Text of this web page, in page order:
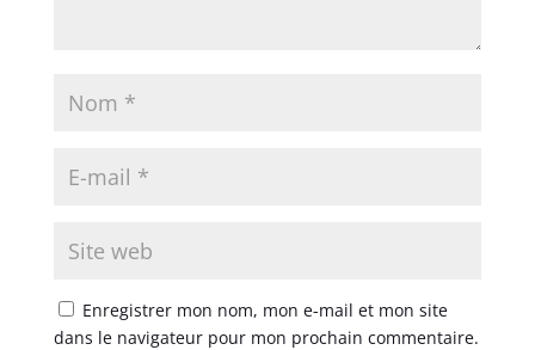
Enregistrer mon nom, mon e-mail et mon site
dans le navigateur pour mon prochain commentaire.